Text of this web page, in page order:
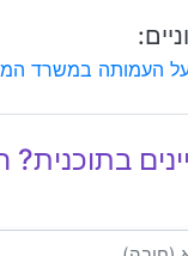
על העמותה במשרד
בתוכנית?